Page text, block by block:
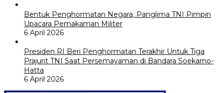
Bentuk Penghormatan Negara, Panglima TNI Pimpin
Upacara Pemakaman Militer
6 April 2026
Presiden RI Beri Penghormatan Terakhir Untuk Tiga
Prajurit TNI Saat Persemayaman di Bandara Soekarno-
Hatta
6 April 2026